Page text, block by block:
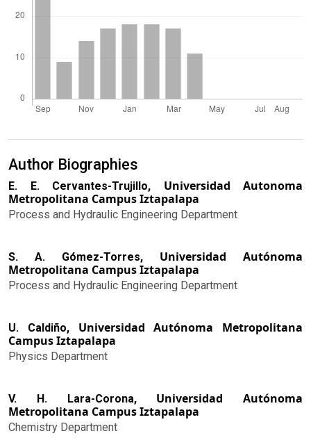
Author Biographies
E. E. Cervantes-Trujillo, Universidad Autonoma
Metropolitana Campus Iztapalapa
Process and Hydraulic Engineering Department
S. A. Gómez-Torres, Universidad Autónoma
Metropolitana Campus Iztapalapa
Process and Hydraulic Engineering Department
U. Caldiño, Universidad Autónoma Metropolitana
Campus Iztapalapa
Physics Department
V. H. Lara-Corona, Universidad Autónoma
Metropolitana Campus Iztapalapa
Chemistry Department